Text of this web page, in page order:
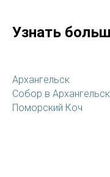
Узнать
Архангельск
Собор в
Поморский Коч